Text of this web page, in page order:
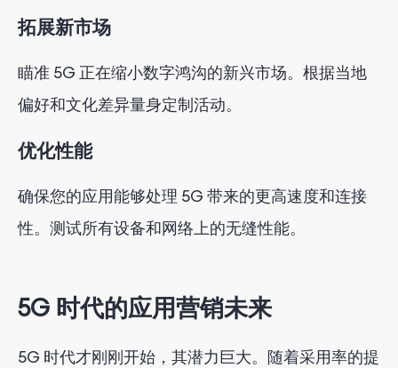
拓展新市场
瞄准 5G 正在缩小数字鸿沟的新兴市场。根据当地
偏好和文化差异量身定制活动。
优化性能
确保您的应用能够处理 5G 带来的更高速度和连接
性。测试所有设备和网络上的无缝性能。
5G 时代的应用营销未来
5G 时代才刚刚开始，其潜力巨大。随着采用率的提